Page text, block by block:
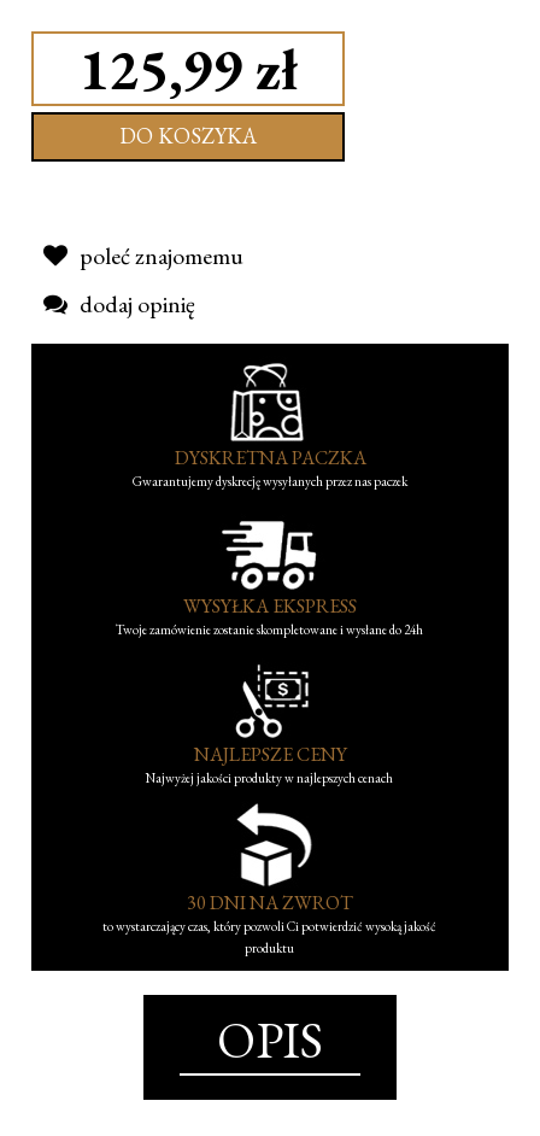
125,99 zł
DO KOSZYKA
poleć znajomemu
dodaj opinię
DYSKRETNA PACZKA
Gwarantujemy dyskrecję wysyłanych przez nas paczek
WYSYŁKA EKSPRESS
Twoje zamówienie zostanie skompletowane i wysłane do 24h
NAJLEPSZE CENY
Najwyżej jakości produkty w najlepszych cenach
30 DNI NA ZWROT
to wystarczający czas, który pozwoli Ci potwierdzić wysoką jakość
produktu
OPIS